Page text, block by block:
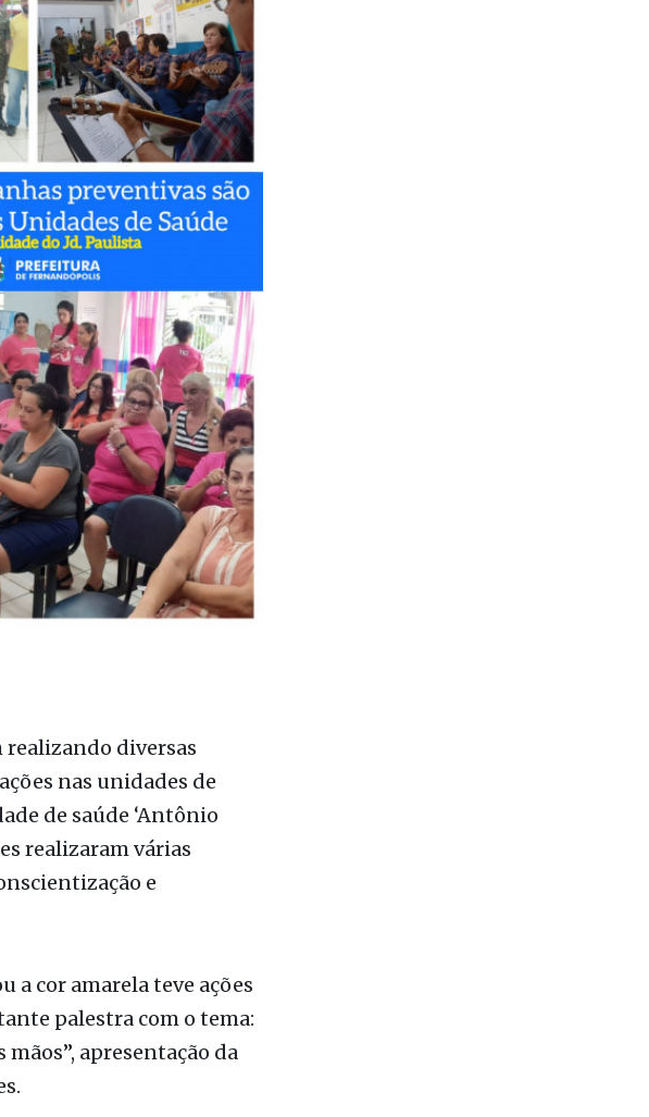
realizando diversas
nas unidades de
de saúde ‘Antônio
realizaram várias
e
a cor amarela teve ações
palestra com o tema:
mãos”, apresentação da